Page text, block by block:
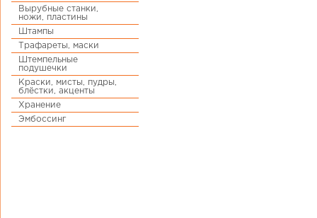
Вырубные станки,
ножи, пластины
Штампы
Трафареты, маски
Штемпельные
подушечки
Краски, мисты, пудры,
блёстки, акценты
Хранение
Эмбоссинг